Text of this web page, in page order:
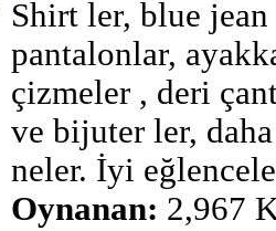
Shirt ler, blue
pantalonlar,
çizmeler , deri
ve bijuter ler,
neler. İyi
Oynanan: 2,967